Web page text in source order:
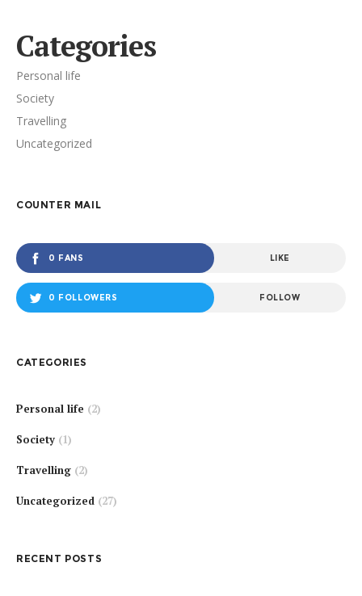
Categories
Personal life
Society
Travelling
Uncategorized
COUNTER MAIL
0 FANS LIKE
0 FOLLOWERS FOLLOW
CATEGORIES
Personal life (2)
Society (1)
Travelling (2)
Uncategorized (27)
RECENT POSTS